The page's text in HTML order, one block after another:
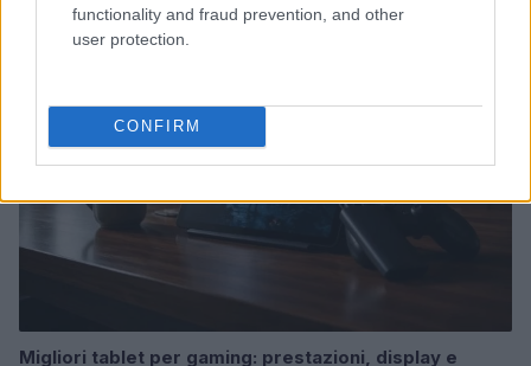
functionality and fraud prevention, and other
user protection.
CONFIRM
SHOPPING NERD
Migliori tablet per gaming: prestazioni, display e